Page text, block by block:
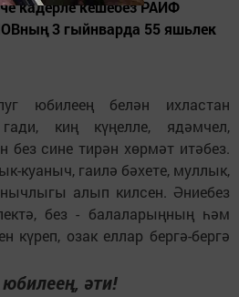
кадерле кешебез РАИФ
3 гыйнварда 55 яшьлек
юбилеең белән ихластан
киң күңелле, ядәмчел,
без сине тирән хөрмәт итәбез.
куаныч, гаилә бәхете, муллык,
алып килсен. Әниебез
без - балаларыңның һәм
күреп, озак еллар бергә-бергә
әти!